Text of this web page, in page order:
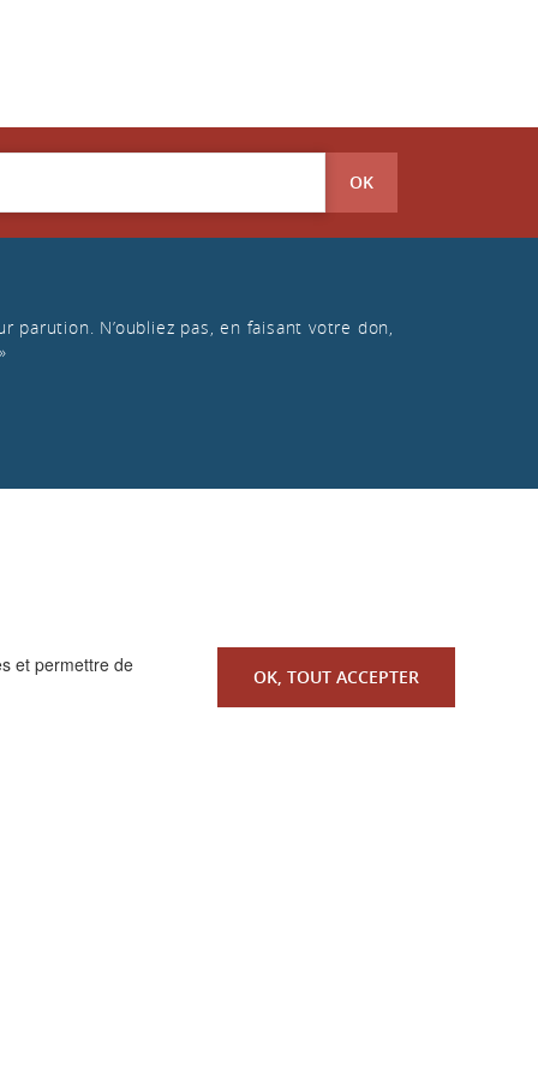
et permettre de
OK, TOUT ACCEPTER
OK
N’oubliez pas, en faisant votre don,